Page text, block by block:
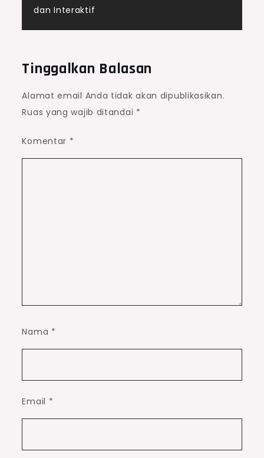
dan Interaktif
Tinggalkan Balasan
Alamat email Anda tidak akan dipublikasikan.
Ruas yang wajib ditandai *
Komentar *
Nama *
Email *